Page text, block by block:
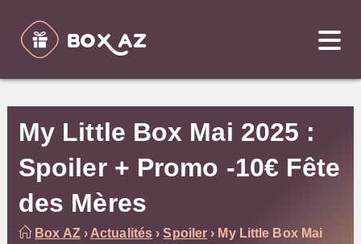
content
My Little Box Mai 2025 :
Spoiler + Promo -10€ Fête
des Mères
Box AZ› Actualités ›Spoiler › My Little Box Mai